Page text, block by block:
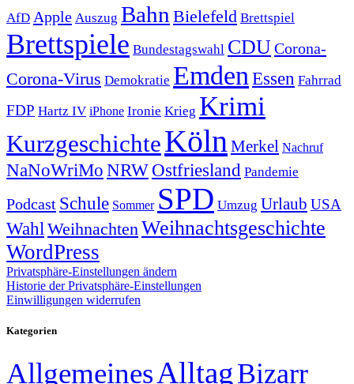
AfD Apple Auszug Bahn Bielefeld Brettspiel
Brettspiele Bundestagswahl CDUCorona-
Corona-Virus Demokratie Emden Essen Fahrrad
FDP Hartz IV iPhone Ironie Krieg Krimi
KurzgeschichteKöln Merkel Nachruf
NaNoWriMo NRWOstfriesland Pandemie
Podcast Schule Sommer SPD Umzug Urlaub USA
Wahl Weihnachten Weihnachtsgeschichte
WordPress
Privatsphäre-Einstellungen ändern
Historie der Privatsphäre-Einstellungen
Einwilligungen widerrufen
Kategorien
AllgemeinesAlltagBizarr